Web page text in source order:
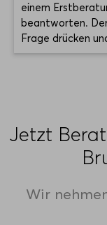
einem
beantworten.
Frage drücken
Jetzt
Wir